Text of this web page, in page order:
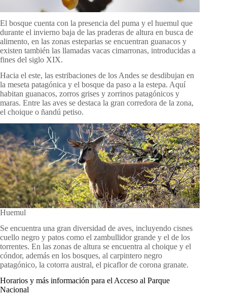
El bosque cuenta con la presencia del puma y el huemul que
durante el invierno baja de las praderas de altura en busca de
alimento, en las zonas esteparias se encuentran guanacos y
existen también las llamadas vacas cimarronas, introducidas a
fines del siglo XIX.
Hacia el este, las estribaciones de los Andes se desdibujan en
la meseta patagónica y el bosque da paso a la estepa. Aquí
habitan guanacos, zorros grises y zorrinos patagónicos y
maras. Entre las aves se destaca la gran corredora de la zona,
el choique o ñandú petiso.
Huemul
Se encuentra una gran diversidad de aves, incluyendo cisnes
cuello negro y patos como el zambullidor grande y el de los
torrentes. En las zonas de altura se encuentra al choique y el
cóndor, además en los bosques, al carpintero negro
patagónico, la cotorra austral, el picaflor de corona granate.
Horarios y más información para el Acceso al Parque
Nacional